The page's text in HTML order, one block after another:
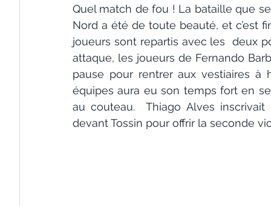
Quel match de fou ! La bataille que
Nord a été de toute beauté, et c’est
joueurs sont repartis avec les  deux
attaque, les joueurs de Fernando
pause pour rentrer aux vestiaires à
équipes aura eu son temps fort en
au couteau.  Thiago Alves
devant Tossin pour offrir la seconde